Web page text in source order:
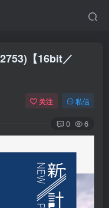
【16bit／
关注 私信
0 6